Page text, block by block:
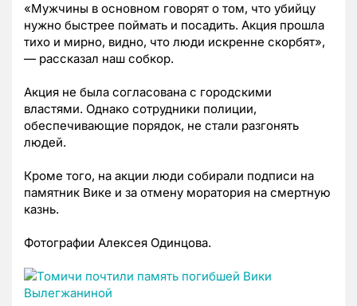
«Мужчины в основном говорят о том, что убийцу
нужно быстрее поймать и посадить. Акция прошла
тихо и мирно, видно, что люди искренне скорбят»,
— рассказал наш собкор.
Акция не была согласована с городскими
властями. Однако сотрудники полиции,
обеспечивающие порядок, не стали разгонять
людей.
Кроме того, на акции люди собирали подписи на
памятник Вике и за отмену моратория на смертную
казнь.
Фотографии Алексея Одинцова.